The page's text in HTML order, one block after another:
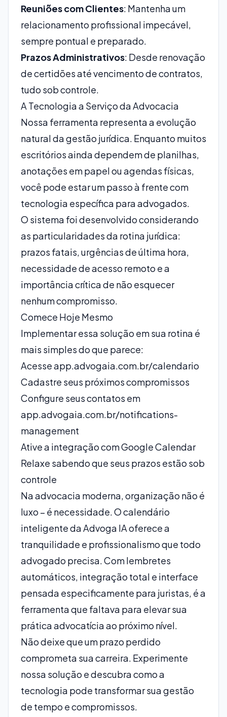
Reuniões com Clientes: Mantenha um
relacionamento profissional impecável,
sempre pontual e preparado.
Prazos Administrativos: Desde renovação
de certidões até vencimento de contratos,
tudo sob controle.
A Tecnologia a Serviço da Advocacia
Nossa ferramenta representa a evolução
natural da gestão jurídica. Enquanto muitos
escritórios ainda dependem de planilhas,
anotações em papel ou agendas físicas,
você pode estar um passo à frente com
tecnologia específica para advogados.
O sistema foi desenvolvido considerando
as particularidades da rotina jurídica:
prazos fatais, urgências de última hora,
necessidade de acesso remoto e a
importância crítica de não esquecer
nenhum compromisso.
Comece Hoje Mesmo
Implementar essa solução em sua rotina é
mais simples do que parece:
Acesseapp.advogaia.com.br/calendario
Cadastre seus próximos compromissos
Configure seus contatos em
app.advogaia.com.br/notifications-
management
Ative a integração com Google Calendar
Relaxe sabendo que seus prazos estão sob
controle
Na advocacia moderna, organização não é
luxo – é necessidade. O calendário
inteligente da Advoga IA oferece a
tranquilidade e profissionalismo que todo
advogado precisa. Com lembretes
automáticos, integração total e interface
pensada especificamente para juristas, é a
ferramenta que faltava para elevar sua
prática advocatícia ao próximo nível.
Não deixe que um prazo perdido
comprometa sua carreira. Experimente
nossa solução e descubra como a
tecnologia pode transformar sua gestão
de tempo e compromissos.